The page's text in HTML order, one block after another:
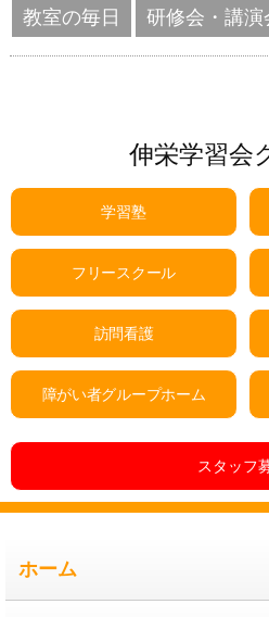
教室の毎日
研修会・講演
伸栄学習会
学習塾
フリースクール
訪問看護
障がい者グループホーム
スタッフ
ホーム